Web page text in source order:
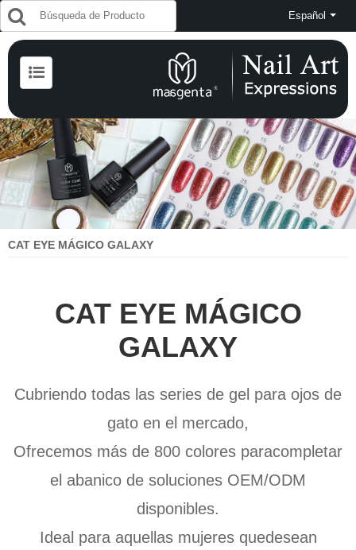
Español
CAT EYE MÁGICO GALAXY
CAT EYE MÁGICO
GALAXY
Cubriendo todas las series de gel para ojos de
gato en el mercado,
Ofrecemos más de 800 colores paracompletar
el abanico de soluciones OEM/ODM
disponibles.
Ideal para aquellas mujeres quedesean